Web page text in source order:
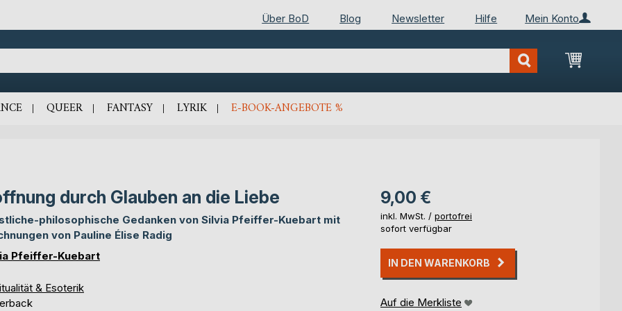
Mein Konto
Über BoD Blog Newsletter Hilfe
Mein
QUEER FANTASY LYRIK E-BOOK-ANGEBOTE %
durch Glauben an die Liebe
philosophische Gedanken von Silvia Pfeiffer-Kuebart mit
von Pauline Élise Radig
Pfeiffer-Kuebart
& Esoterik
9,00 €
inkl. MwSt. / portofrei
sofort verfügbar
IN DEN WARENKORB
Auf die Merkliste